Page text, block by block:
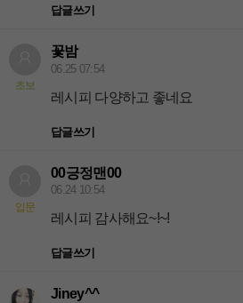
답글쓰기
초보
꽃밤
06.25 07:54
레시피 다양하고 좋네요
답글쓰기
입문
00긍정맨00
06.24 10:54
레시피 감사해요~!~!
답글쓰기
Jiney^^